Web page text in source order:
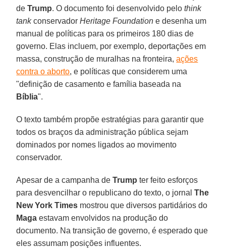
deTrump. O documento foi desenvolvido pelothink
tankconservadorHeritage Foundation e desenha um
manual de políticas para os primeiros 180 dias de
governo. Elas incluem, por exemplo, deportações em
massa, construção de muralhas na fronteira,ações
contra o aborto, e políticas que considerem uma
"definição de casamento e família baseada na
Bíblia".
O texto também propõe estratégias para garantir que
todos os braços da administração pública sejam
dominados por nomes ligados ao movimento
conservador.
Apesar de a campanha deTrump ter feito esforços
para desvencilhar o republicano do texto, o jornalThe
New York Times mostrou que diversos partidários do
Maga estavam envolvidos na produção do
documento. Na transição de governo, é esperado que
eles assumam posições influentes.